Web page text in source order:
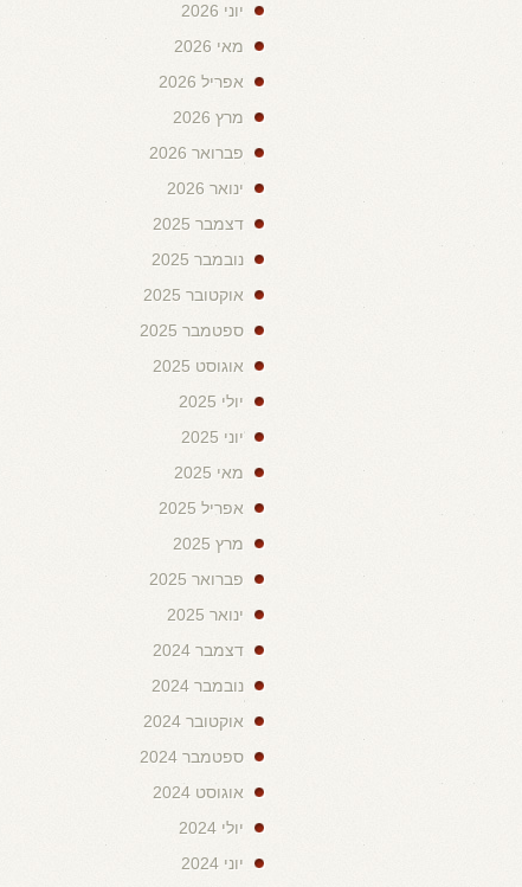
יוני 2026
מאי 2026
אפריל 2026
מרץ 2026
פברואר 2026
ינואר 2026
דצמבר 2025
נובמבר 2025
אוקטובר 2025
ספטמבר 2025
אוגוסט 2025
יולי 2025
יוני 2025
מאי 2025
אפריל 2025
מרץ 2025
פברואר 2025
ינואר 2025
דצמבר 2024
נובמבר 2024
אוקטובר 2024
ספטמבר 2024
אוגוסט 2024
יולי 2024
יוני 2024